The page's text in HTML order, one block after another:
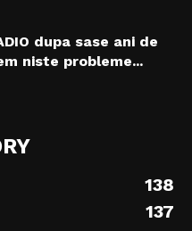
dupa sase ani de
niste probleme...
138
137